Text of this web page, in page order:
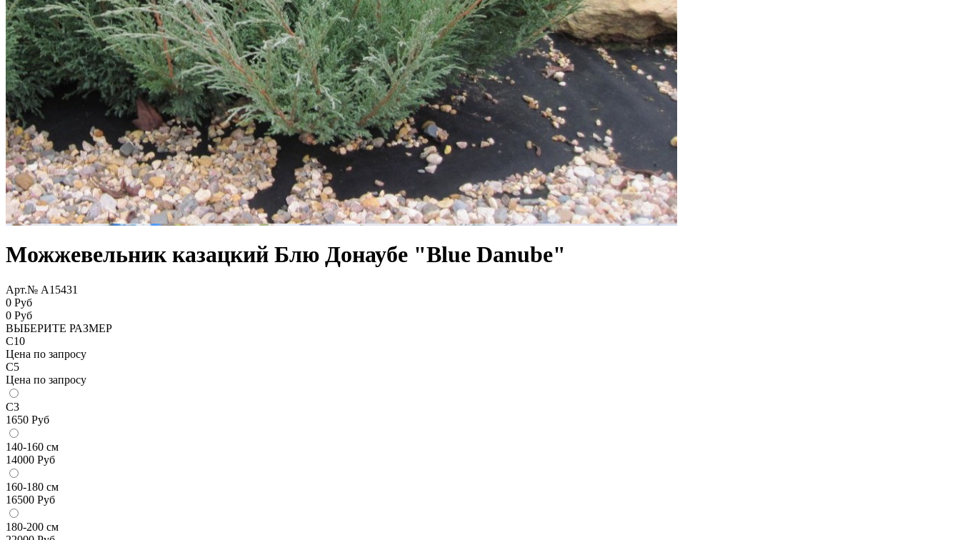
Можжевельник казацкий Блю Донаубе "Blue Danube"
Арт.№ A15431
0 Руб
0 Руб
ВЫБЕРИТЕ РАЗМЕР
С10
Цена по запросу
С5
Цена по запросу
С3
1650 Руб
140-160 см
14000 Руб
160-180 см
16500 Руб
180-200 см